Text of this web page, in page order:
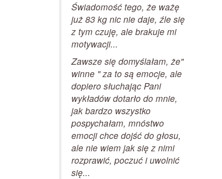
Świadomość tego, że ważę
już 83 kg nic nie daje, źle się
z tym czuję, ale brakuje mi
motywacji...
Zawsze się domyślałam, że"
winne " za to są emocje, ale
dopiero słuchając Pani
wykładów dotarło do mnie,
jak bardzo wszystko
pospychałam, mnóstwo
emocji chce dojść do głosu,
ale nie wiem jak się z nimi
rozprawić, poczuć i uwolnić
się...